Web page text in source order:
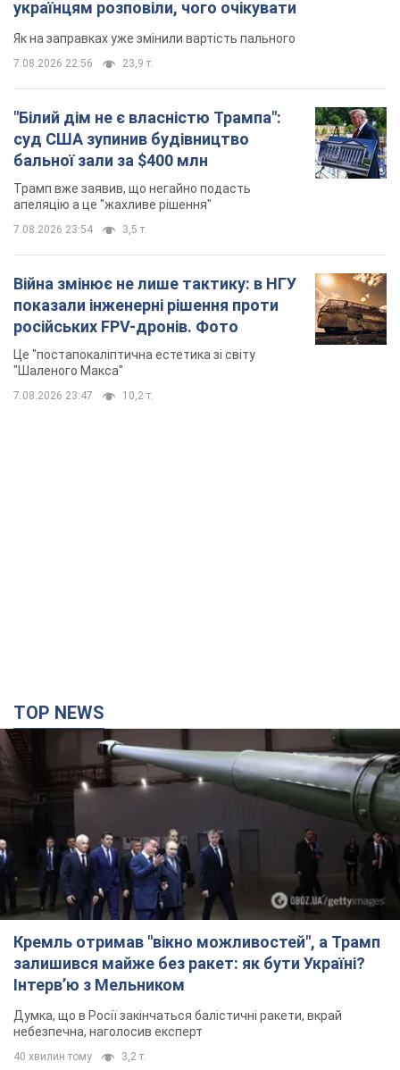
Трамп вже заявив, що негайно подасть
Війна змінює не лише тактику: в НГУ
показали інженерні рішення проти
російських FPV-дронів. Фото
"Шаленого Макса"
Кремль отримав "вікно можливостей", а Трамп
залишився майже без ракет: як бути Україні?
Інтерв’ю з Мельником
Думка, що в Росії закінчаться балістичні ракети, вкрай
небезпечна, наголосив експерт
40 хвилин тому 3,2 т.
"Все горіло": очевидиця розповіла про загибель
3-річного хлопчика і його рідних внаслідок
атаки РФ на Київщину. Відео та фото
33 хвилини тому 1,0 т.